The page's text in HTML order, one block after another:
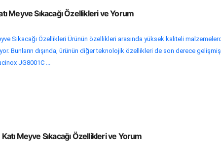
Meyve Sıkacağı Özellikleri ve Yorum
Sıkacağı Özellikleri Ürünün özellikleri arasında yüksek kaliteli
Bunların dışında, ürünün diğer teknolojik özellikleri de son derece gelişmiş
JG8001C ...
Meyve Sıkacağı Özellikleri ve Yorum